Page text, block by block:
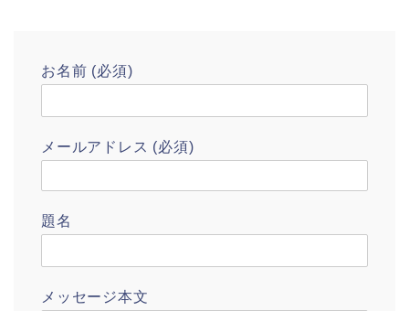
お名前 (必須)
メールアドレス (必須)
題名
メッセージ本文